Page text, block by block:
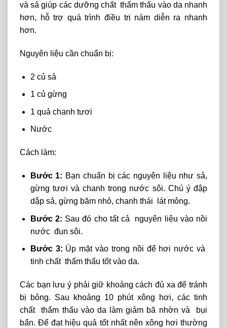
và sảgiúp các dưỡng chất thẩm thấu vào da nhanh
hơn, hỗ trợ quá trình điều trị nám diễn ra nhanh
hơn.
Nguyên liệu cần chuẩn bị:
2 củ sả
1 củ gừng
1 quả chanh tươi
Nước
Cách làm:
Bước 1: Bạn chuẩn bị các nguyên liệu như sả,
gừng tươi và chanhtrong nước sôi. Chú ý đập
dập sả, gừng băm nhỏ, chanh thái lát mỏng.
Bước 2: Sau đó cho tất cả nguyên liệu vào nồi
nước đun sôi.
Bước 3: Úp mặt vào trong nồi để hơi nước và
tinh chất thẩm thấu tốt vào da.
Các bạn lưu ý phải giữ khoảng cách đủ xa để tránh
bị bỏng. Sau khoảng 10 phút xông hơi, các tinh
chất thẩm thấu vào da làm giảm bã nhờn và bụi
bẩn. Để đạt hiệu quả tốt nhất nên xông hơi thường